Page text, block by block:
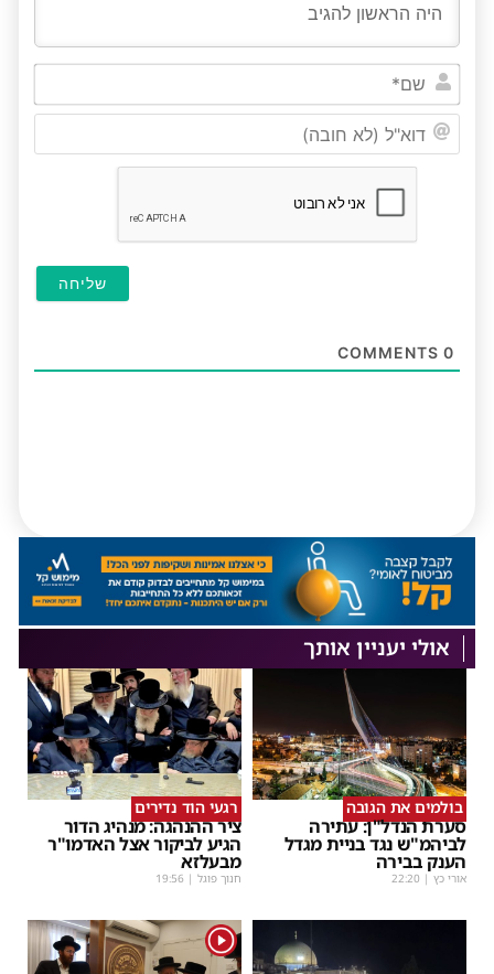
שם*
0
אולי יעניין אותך
בולמים את הגובה
סערת הנדל"ן: עתירה
לביהמ"ש נגד בניית מגדל
הענק בבירה
אורי כץ |
22:20
רגעי הוד נדירים
ציר ההנהגה: מנהיג הדור
הגיע לביקור אצל האדמו"ר
מבעלזא
חנוך פוגל |
19:56
1